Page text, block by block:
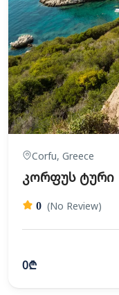
Corfu, Greece
კორფუს ტური
0 (No Review)
0₾